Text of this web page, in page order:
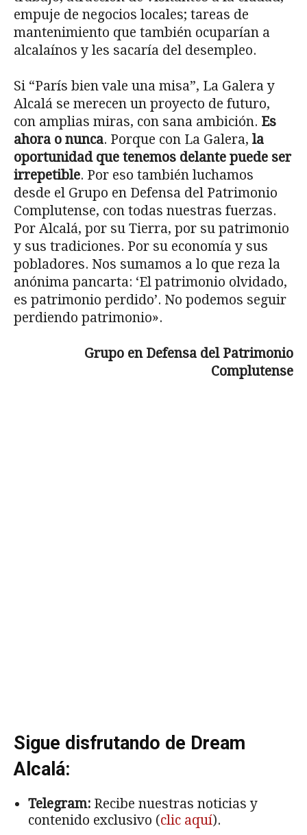
empuje de negocios locales; tareas de
mantenimiento que también ocuparían a
alcalaínos y les sacaría del desempleo.
Si “París bien vale una misa”, La Galera y
Alcalá se merecen un proyecto de futuro,
con amplias miras, con sana ambición. Es
ahora o nunca. Porque con La Galera, la
oportunidad que tenemos delante puede ser
irrepetible. Por eso también luchamos
desde el Grupo en Defensa del Patrimonio
Complutense, con todas nuestras fuerzas.
Por Alcalá, por su Tierra, por su patrimonio
y sus tradiciones. Por su economía y sus
pobladores. Nos sumamos a lo que reza la
anónima pancarta: ‘El patrimonio olvidado,
es patrimonio perdido’. No podemos seguir
perdiendo patrimonio».
Grupo en Defensa del Patrimonio
Complutense
Sigue disfrutando de Dream
Alcalá:
Telegram: Recibe nuestras noticias y
contenido exclusivo (clic aquí).